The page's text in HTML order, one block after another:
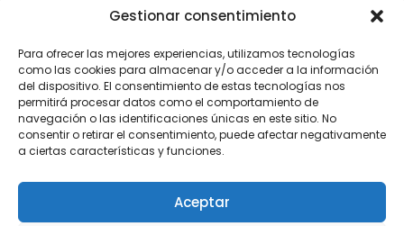
Gestionar consentimiento
Para ofrecer las mejores experiencias, utilizamos tecnologías
como las cookies para almacenar y/o acceder a la información
del dispositivo. El consentimiento de estas tecnologías nos
permitirá procesar datos como el comportamiento de
navegación o las identificaciones únicas en este sitio. No
consentir o retirar el consentimiento, puede afectar negativamente
a ciertas características y funciones.
Aceptar